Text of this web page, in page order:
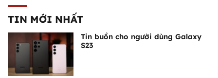
TIN MỚI NHẤT
Tin buồn cho người dùng Galaxy
S23